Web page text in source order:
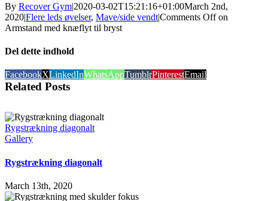
By Recover Gym|2020-03-02T15:21:16+01:00March 2nd,
2020|Flere leds øvelser, Mave/side vendt|Comments Offon
Armstand med knæflyt til bryst
Del dette indhold
FacebookXLinkedInWhatsAppTumblrPinterestEmail
Related Posts
Rygstrækning diagonalt
Gallery
Rygstrækning diagonalt
March 13th, 2020